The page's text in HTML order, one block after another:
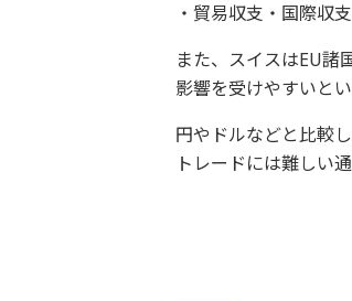
・貿易収支・国際収
また、スイスはEU諸
影響を受けやすいと
円やドルなどと比較
トレードには難しい